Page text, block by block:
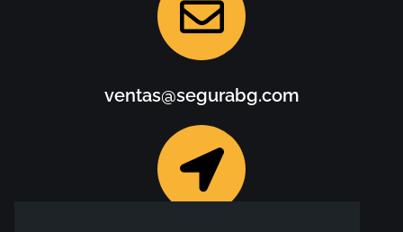
ventas@segurabg.com